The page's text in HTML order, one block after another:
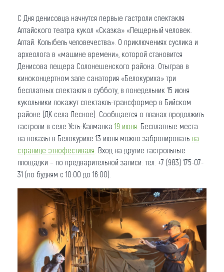
С Дня денисовца начнутся первые гастроли спектакля
Алтайского театра кукол «Сказка» «Пещерный человек.
Алтай. Колыбель человечества». О приключениях суслика и
археолога в «машине времени», которой становится
Денисова пещера Солонешенского района. Отыграв в
киноконцертном зале санатория «Белокуриха» три
бесплатных спектакля в субботу, в понедельник 15 июня
кукольники покажут спектакль-трансформер в Бийском
районе (ДК села Лесное). Сообщается о планах продолжить
гастроли в селе Усть-Калманка 19 июня . Бесплатные места
на показы в Белокурихе 13 июня можно забронировать на
странице этнофестиваля . Вход на другие гастрольные
площадки – по предварительной записи: тел. +7 (983) 175-07-
31 (по будням с 10:00 до 16:00).